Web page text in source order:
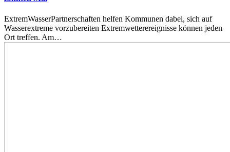
ExtremWasserPartnerschaften helfen Kommunen dabei, sich auf
Wasserextreme vorzubereiten Extremwetterereignisse können jeden
Ort treffen. Am…